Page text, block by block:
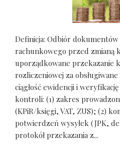
Definicja: Odbiór
rachunkowego przed zmianą
uporządkowane przekazanie
rozliczeniowej za
ciągłość ewidencji i
kontroli: (1) zakres
(KPiR/księgi, VAT, ZUS); (2)
potwierdzeń wysyłek (JPK,
protokół przekazania z...